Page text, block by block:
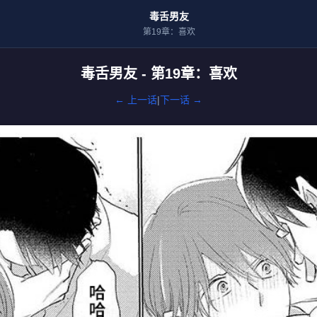
毒舌男友
第19章：喜欢
毒舌男友 - 第19章：喜欢
← 上一话|下一话 →